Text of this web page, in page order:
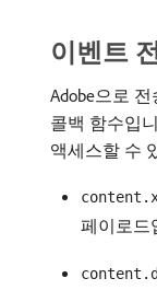
이벤트
Adobe으로
콜백 함수입
액세스할 수
페이로드